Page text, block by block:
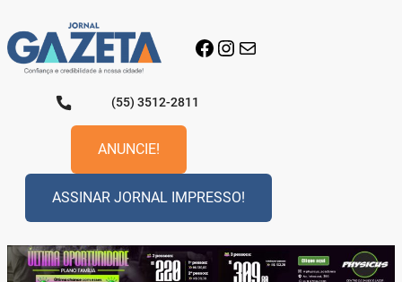
para
o
conteúdo
Facebook
Instagram
E-mail
(55) 3512-2811
ANUNCIE!
ASSINAR JORNAL IMPRESSO!